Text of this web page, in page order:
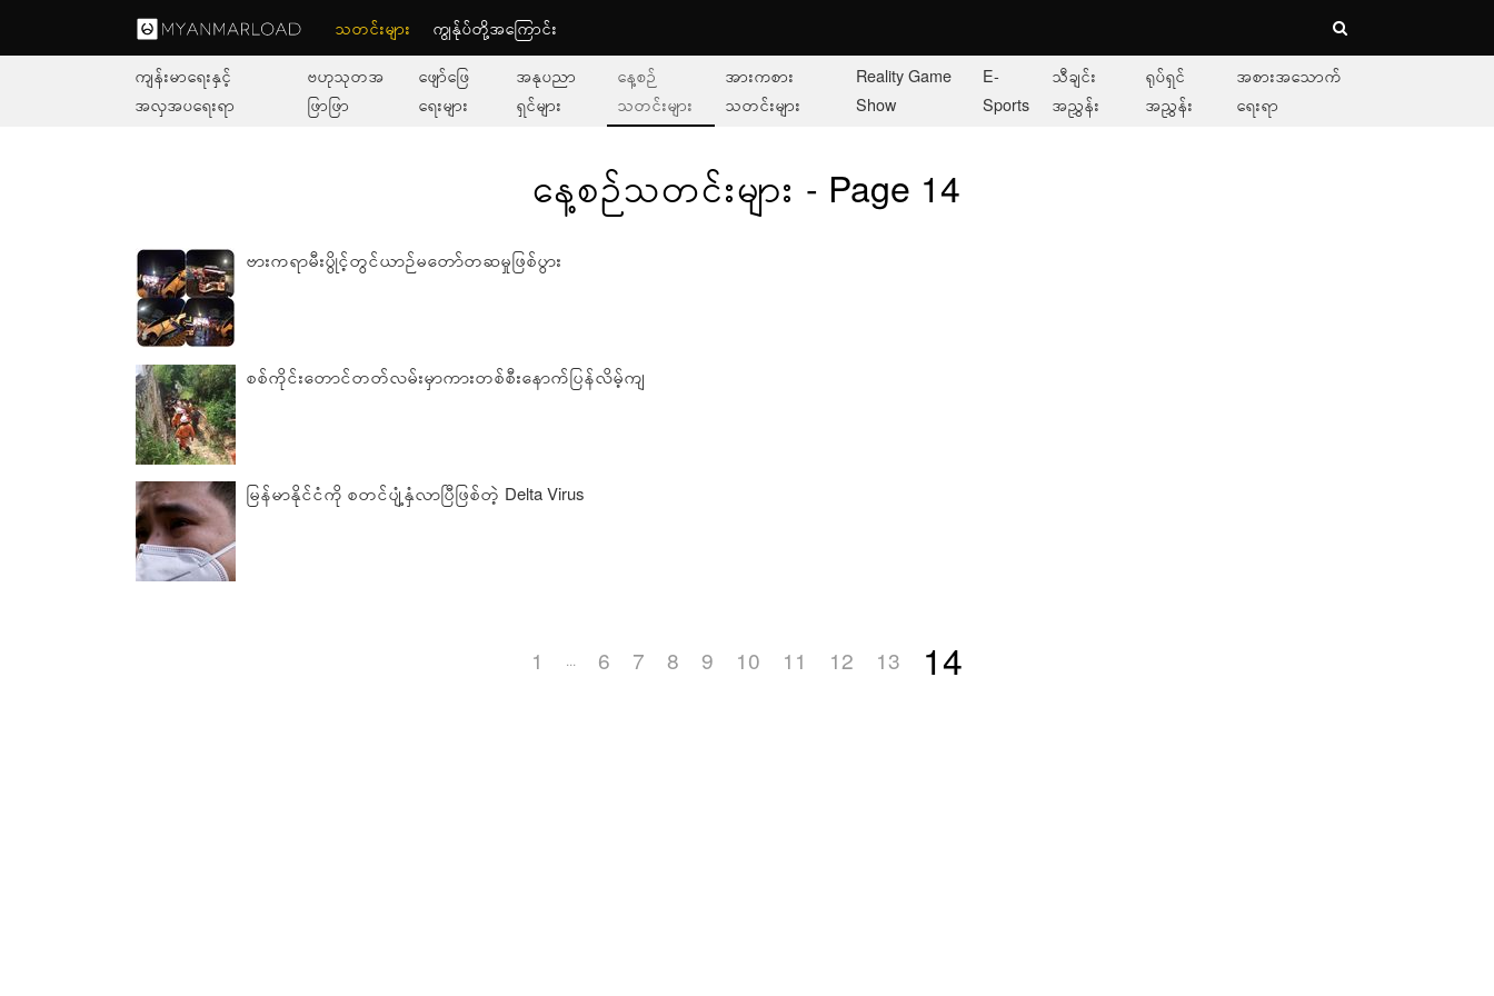
သတင်းများ ကျွနု်ပ်တို့အကြောင်း
ကျန်းမာရေးနှင့်
အလှအပရေးရာ
ဗဟုသုတအ
ဖြာဖြာ
ဖျော်ဖြေ
ရေးများ
အနုပညာ
ရှင်များ
နေ့စဉ်
သတင်းများ
အားကစား
သတင်းများ
Reality Game
Show
E-
Sports
သီချင်း
အညွှန်း
ရုပ်ရှင်
အညွှန်း
အစားအသောက်
ရေးရာ
နေ့စဉ်သတင်းများ - Page 14
ဗားကရာမီးပွိုင့်တွင်ယာဉ်မတော်တဆမှုဖြစ်ပွား
စစ်ကိုင်းတောင်တတ်လမ်းမှာကားတစ်စီးနောက်ပြန်လိမ့်ကျ
မြန်မာနိုင်ငံကို စတင်ပျံ့နှံလာပြီဖြစ်တဲ့ Delta Virus
1 6 7 8 9 10 11 12 13 14